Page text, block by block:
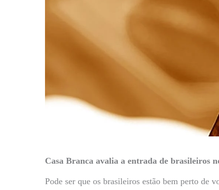
Casa Branca avalia a entrada de brasileiros
Pode ser que os brasileiros estão bem perto de